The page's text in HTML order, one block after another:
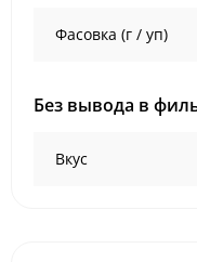
Фасовка (г / уп)
Без вывода в
Вкус